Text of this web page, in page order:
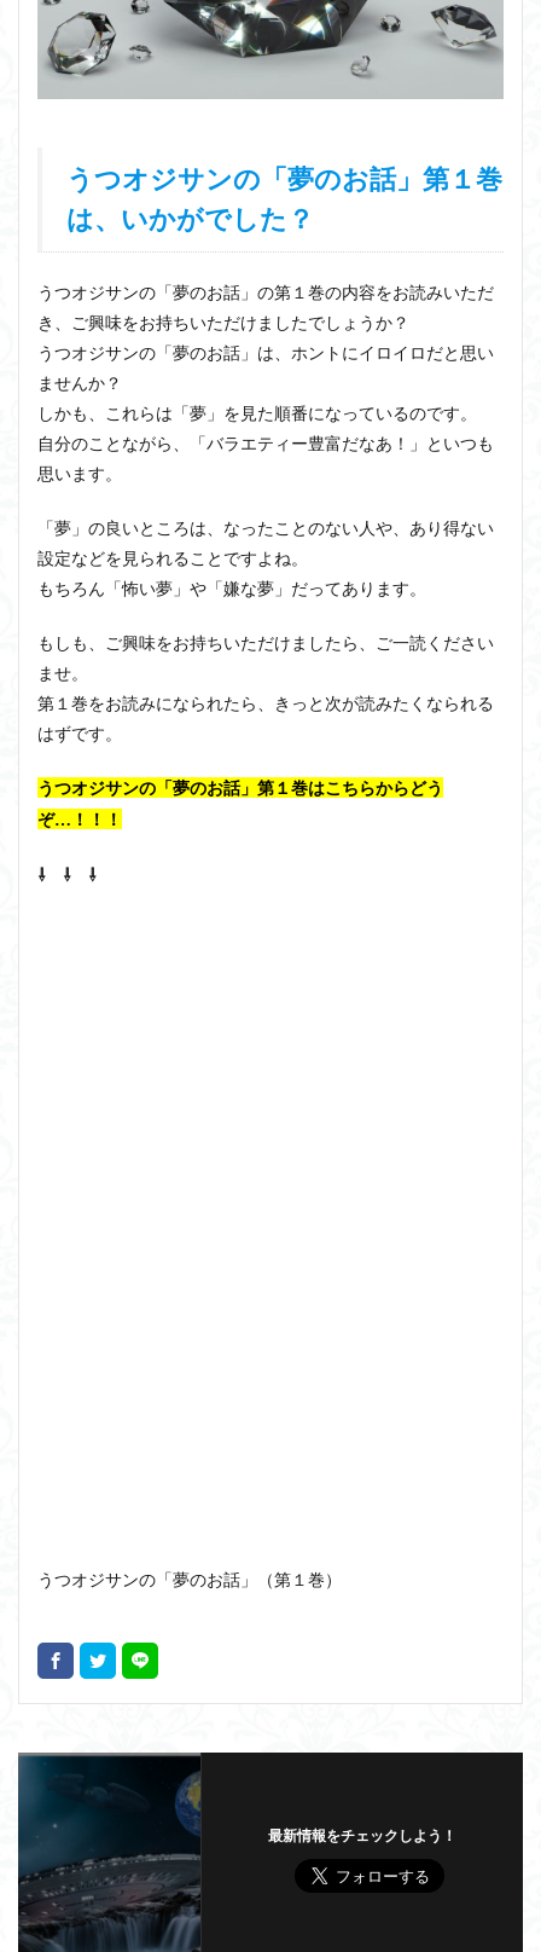
うつオジサンの「夢のお話」第１巻
は、いかがでした？
うつオジサンの「夢のお話」の第１巻の内容をお読みいただ
き、ご興味をお持ちいただけましたでしょうか？
うつオジサンの「夢のお話」は、ホントにイロイロだと思い
ませんか？
しかも、これらは「夢」を見た順番になっているのです。
自分のことながら、「バラエティー豊富だなあ！」といつも
思います。
「夢」の良いところは、なったことのない人や、あり得ない
設定などを見られることですよね。
もちろん「怖い夢」や「嫌な夢」だってあります。
もしも、ご興味をお持ちいただけましたら、ご一読ください
ませ。
第１巻をお読みになられたら、きっと次が読みたくなられる
はずです。
うつオジサンの「夢のお話」第１巻はこちらからどう
ぞ…！！！
⇩ ⇩ ⇩
うつオジサンの「夢のお話」（第１巻）
最新情報をチェックしよう！